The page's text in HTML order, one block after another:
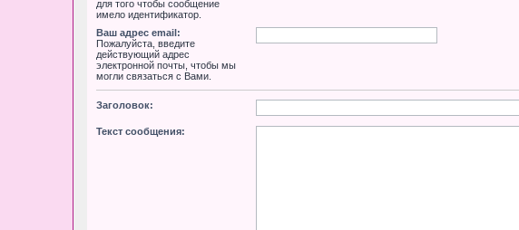
для того чтобы сообщение
имело идентификатор.
Ваш адрес email:
Пожалуйста, введите
действующий адрес
электронной почты, чтобы мы
могли связаться с Вами.
Заголовок:
Текст сообщения: